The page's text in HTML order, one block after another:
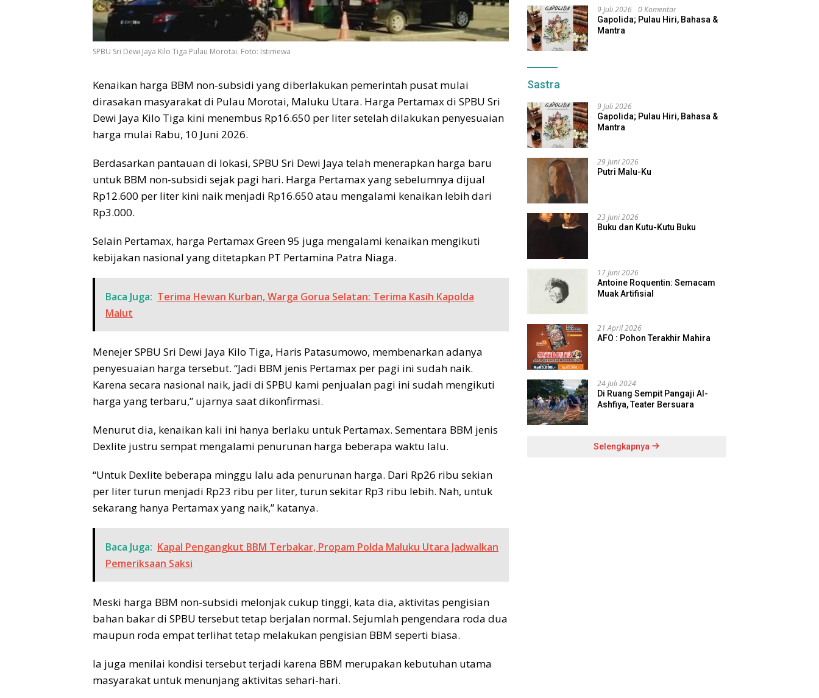
SPBU Sri Dewi Jaya Kilo Tiga Pulau Morotai. Foto: Istimewa
Kenaikan harga BBM non-subsidi yang diberlakukan pemerintah pusat mulai
dirasakan masyarakat di Pulau Morotai, Maluku Utara. Harga Pertamax di SPBU Sri
Dewi Jaya Kilo Tiga kini menembus Rp16.650 per liter setelah dilakukan penyesuaian
harga mulai Rabu, 10 Juni 2026.
Berdasarkan pantauan di lokasi, SPBU Sri Dewi Jaya telah menerapkan harga baru
untuk BBM non-subsidi sejak pagi hari. Harga Pertamax yang sebelumnya dijual
Rp12.600 per liter kini naik menjadi Rp16.650 atau mengalami kenaikan lebih dari
Rp3.000.
Selain Pertamax, harga Pertamax Green 95 juga mengalami kenaikan mengikuti
kebijakan nasional yang ditetapkan PT Pertamina Patra Niaga.
Baca Juga: Terima Hewan Kurban, Warga Gorua Selatan: Terima Kasih Kapolda
Malut
Menejer SPBU Sri Dewi Jaya Kilo Tiga, Haris Patasumowo, membenarkan adanya
penyesuaian harga tersebut. “Jadi BBM jenis Pertamax per pagi ini sudah naik.
Karena secara nasional naik, jadi di SPBU kami penjualan pagi ini sudah mengikuti
harga yang terbaru,” ujarnya saat dikonfirmasi.
Menurut dia, kenaikan kali ini hanya berlaku untuk Pertamax. Sementara BBM jenis
Dexlite justru sempat mengalami penurunan harga beberapa waktu lalu.
“Untuk Dexlite beberapa minggu lalu ada penurunan harga. Dari Rp26 ribu sekian
per liter turun menjadi Rp23 ribu per liter, turun sekitar Rp3 ribu lebih. Nah, untuk
sekarang hanya Pertamax yang naik,” katanya.
Baca Juga: Kapal Pengangkut BBM Terbakar, Propam Polda Maluku Utara Jadwalkan
Pemeriksaan Saksi
Meski harga BBM non-subsidi melonjak cukup tinggi, kata dia, aktivitas pengisian
bahan bakar di SPBU tersebut tetap berjalan normal. Sejumlah pengendara roda dua
maupun roda empat terlihat tetap melakukan pengisian BBM seperti biasa.
Ia juga menilai kondisi tersebut terjadi karena BBM merupakan kebutuhan utama
masyarakat untuk menunjang aktivitas sehari-hari.
9 Juli 2026 0 Komentar
Gapolida; Pulau Hiri, Bahasa &
Mantra
Sastra
9 Juli 2026
Gapolida; Pulau Hiri, Bahasa &
Mantra
29 Juni 2026
Putri Malu-Ku
23 Juni 2026
Buku dan Kutu-Kutu Buku
17 Juni 2026
Antoine Roquentin: Semacam
Muak Artifisial
21 April 2026
AFO : Pohon Terakhir Mahira
24 Juli 2024
Di Ruang Sempit Pangaji Al-
Ashfiya, Teater Bersuara
Selengkapnya